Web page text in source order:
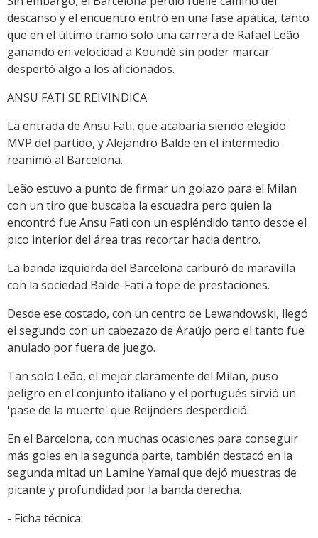
descanso y el encuentro entró en una fase apática, tanto
que en el último tramo solo una carrera de Rafael Leão
ganando en velocidad a Koundé sin poder marcar
despertó algo a los aficionados.
ANSU FATI SE REIVINDICA
La entrada de Ansu Fati, que acabaría siendo elegido
MVP del partido, y Alejandro Balde en el intermedio
reanimó al Barcelona.
Leão estuvo a punto de firmar un golazo para el Milan
con un tiro que buscaba la escuadra pero quien la
encontró fue Ansu Fati con un espléndido tanto desde el
pico interior del área tras recortar hacia dentro.
La banda izquierda del Barcelona carburó de maravilla
con la sociedad Balde-Fati a tope de prestaciones.
Desde ese costado, con un centro de Lewandowski, llegó
el segundo con un cabezazo de Araújo pero el tanto fue
anulado por fuera de juego.
Tan solo Leão, el mejor claramente del Milan, puso
peligro en el conjunto italiano y el portugués sirvió un
'pase de la muerte' que Reijnders desperdició.
En el Barcelona, con muchas ocasiones para conseguir
más goles en la segunda parte, también destacó en la
segunda mitad un Lamine Yamal que dejó muestras de
picante y profundidad por la banda derecha.
- Ficha técnica: